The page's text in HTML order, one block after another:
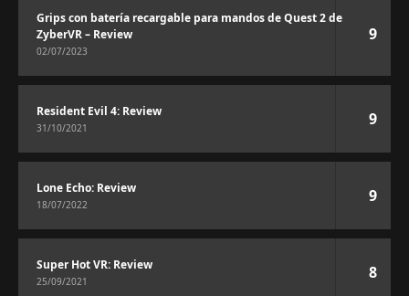
Grips con batería recargable para mandos de Quest 2 de
ZyberVR – Review
02/07/2023
9
Resident Evil 4: Review
31/10/2021 9
Lone Echo: Review
18/07/2022 9
Super Hot VR: Review
25/09/2021 8